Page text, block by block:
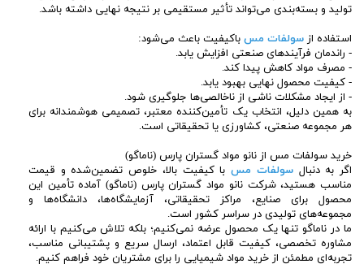
تولید و بسته‌بندی می‌تواند تأثیر مستقیمی بر نتیجه نهایی داشته باشد.
استفاده ازسولفات مس باکیفیت باعث می‌شود:
- راندمان فرآیندهای صنعتی افزایش یابد.
- مصرف مواد کاهش پیدا کند.
- کیفیت محصول نهایی بهبود یابد.
- از ایجاد مشکلات ناشی از ناخالصی‌ها جلوگیری شود.
به همین دلیل، انتخاب یک تأمین‌کننده معتبر، تصمیمی هوشمندانه برای
هر مجموعه صنعتی، کشاورزی یا تحقیقاتی است.
خرید سولفات مس از نانو مواد گستران پارس (ناماگو)
اگر به دنبال سولفات مسبا کیفیت بالا، خلوص تضمین‌شده و قیمت
مناسب هستید، شرکت نانو مواد گستران پارس (ناماگو) آماده تأمین این
محصول برای صنایع، مراکز تحقیقاتی، آزمایشگاه‌ها، دانشگاه‌ها و
مجموعه‌های تولیدی در سراسر کشور است.
ما در ناماگو تنها یک محصول عرضه نمی‌کنیم؛ بلکه تلاش می‌کنیم با ارائه
مشاوره تخصصی، کیفیت قابل اعتماد، ارسال سریع و پشتیبانی مناسب،
تجربه‌ای مطمئن از خرید مواد شیمیایی را برای مشتریان خود فراهم کنیم.